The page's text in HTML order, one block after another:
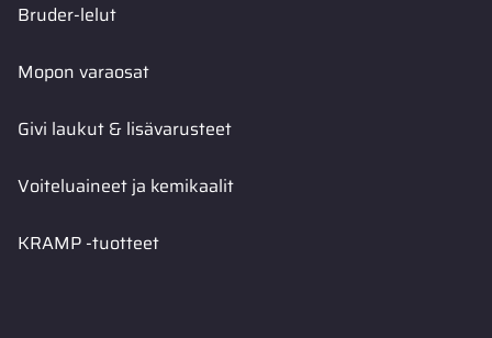
Bruder-lelut
Mopon varaosat
Givi laukut & lisävarusteet
Voiteluaineet ja kemikaalit
KRAMP -tuotteet